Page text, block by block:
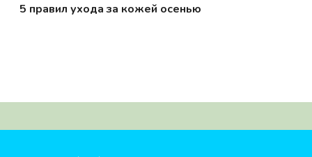
5 правил ухода за кожей осенью